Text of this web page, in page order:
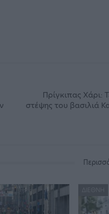
Πρίγκιπας Χάρι:
στέψης του βασιλιά
ΔΙΕΘΝΉ